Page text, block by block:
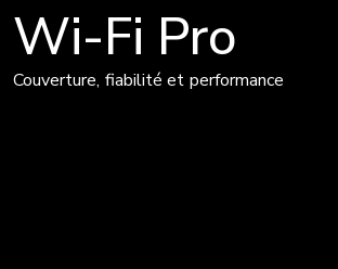
Wi-Fi Pro
Couverture, fiabilité et performance